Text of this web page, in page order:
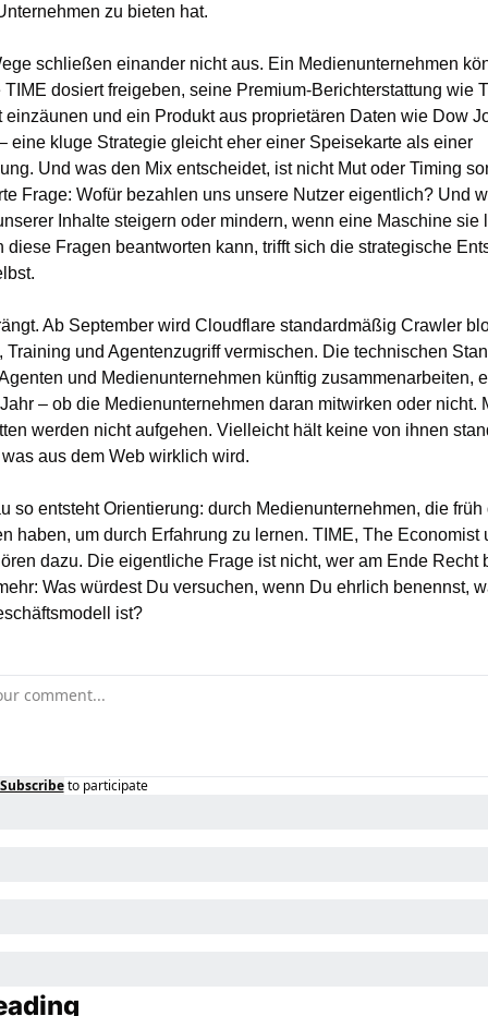
zu bieten hat.
schließen einander nicht aus. Ein Medienunternehmen
dosiert freigeben, seine Premium-Berichterstattung wie
einzäunen und ein Produkt aus proprietären Daten wie Dow
eine kluge Strategie gleicht eher einer Speisekarte als einer
Und was den Mix entscheidet, ist nicht Mut oder Timing
Frage: Wofür bezahlen uns unsere Nutzer eigentlich? Und
Inhalte steigern oder mindern, wenn eine Maschine sie
diese Fragen beantworten kann, trifft sich die strategische
Ab September wird Cloudflare standardmäßig Crawler
Training und Agentenzugriff vermischen. Die technischen
und Medienunternehmen künftig zusammenarbeiten,
– ob die Medienunternehmen daran mitwirken oder nicht.
werden nicht aufgehen. Vielleicht hält keine von ihnen
aus dem Web wirklich wird.
so entsteht Orientierung: durch Medienunternehmen, die früh
haben, um durch Erfahrung zu lernen. TIME, The Economist
dazu. Die eigentliche Frage ist nicht, wer am Ende Recht
Was würdest Du versuchen, wenn Du ehrlich benennst,
ist?
Subscribe to participate